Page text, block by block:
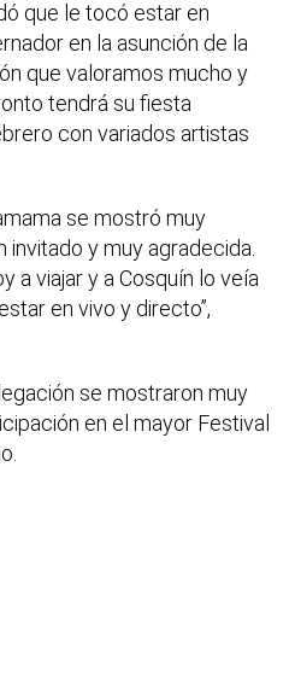
que le tocó estar en
en la asunción de la
que valoramos mucho y
tendrá su fiesta
con variados artistas
se mostró muy
invitado y muy agradecida.
a viajar y a Cosquín lo veía
en vivo y directo”,
se mostraron muy
en el mayor Festival